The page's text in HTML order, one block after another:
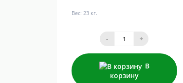
Вес: 23 кг.
- +
В
корзину